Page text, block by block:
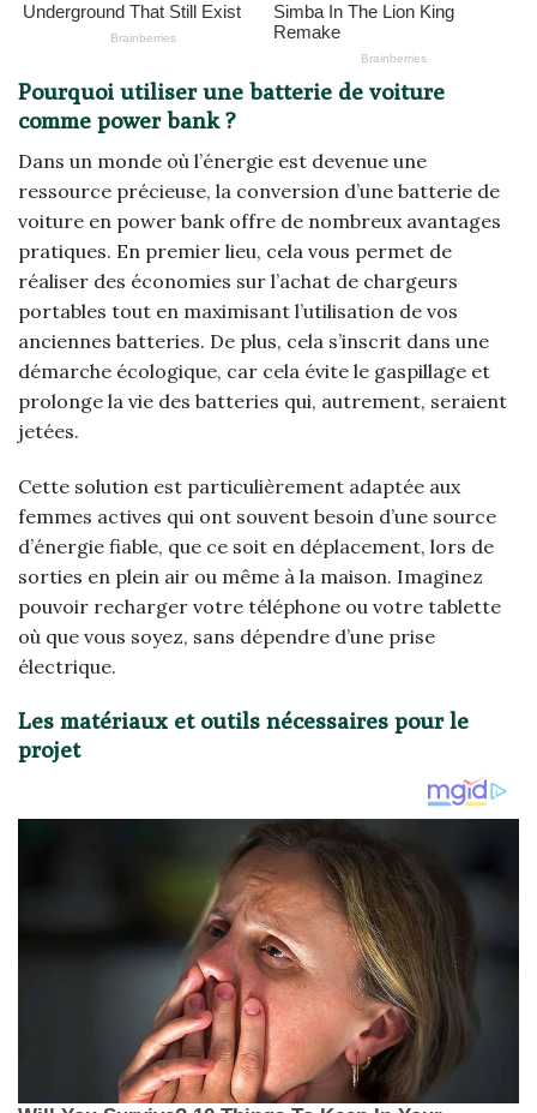
Pourquoi utiliser une batterie de voiture
comme power bank ?
Dans un monde où l’énergie est devenue une
ressource précieuse, la conversion d’une batterie de
voiture en power bank offre de nombreux avantages
pratiques. En premier lieu, cela vous permet de
réaliser des économies sur l’achat de chargeurs
portables tout en maximisant l’utilisation de vos
anciennes batteries. De plus, cela s’inscrit dans une
démarche écologique, car cela évite le gaspillage et
prolonge la vie des batteries qui, autrement, seraient
jetées.
Cette solution est particulièrement adaptée aux
femmes actives qui ont souvent besoin d’une source
d’énergie fiable, que ce soit en déplacement, lors de
sorties en plein air ou même à la maison. Imaginez
pouvoir recharger votre téléphone ou votre tablette
où que vous soyez, sans dépendre d’une prise
électrique.
Les matériaux et outils nécessaires pour le
projet